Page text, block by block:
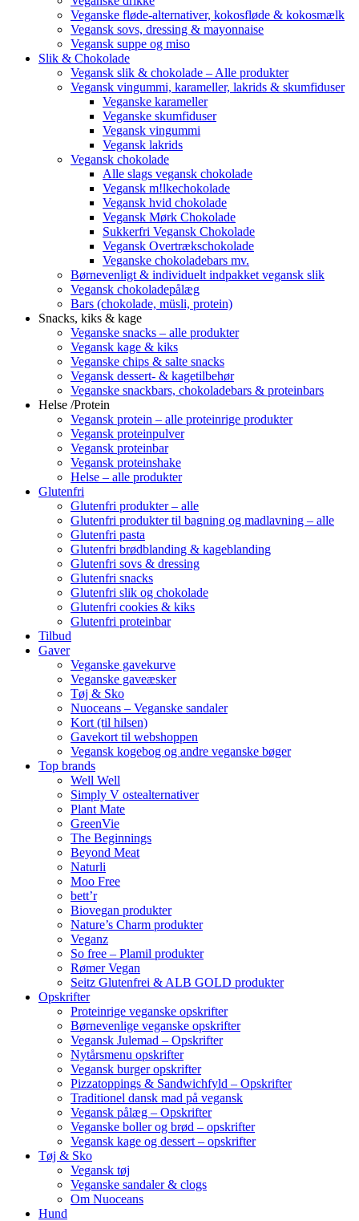
Veganske fløde-alternativer, kokosfløde & kokosmælk
Vegansk sovs, dressing & mayonnaise
Vegansk suppe og miso
Slik & Chokolade
Vegansk slik & chokolade – Alle produkter
Vegansk vingummi, karameller, lakrids & skumfiduser
Veganske karameller
Veganske skumfiduser
Vegansk vingummi
Vegansk lakrids
Vegansk chokolade
Alle slags vegansk chokolade
Vegansk m!lkechokolade
Vegansk hvid chokolade
Vegansk Mørk Chokolade
Sukkerfri Vegansk Chokolade
Vegansk Overtrækschokolade
Veganske chokoladebars mv.
Børnevenligt & individuelt indpakket vegansk slik
Vegansk chokoladepålæg
Bars (chokolade, müsli, protein)
Snacks, kiks & kage
Veganske snacks – alle produkter
Vegansk kage & kiks
Veganske chips & salte snacks
Vegansk dessert- & kagetilbehør
Veganske snackbars, chokoladebars & proteinbars
Helse /Protein
Vegansk protein – alle proteinrige produkter
Vegansk proteinpulver
Vegansk proteinbar
Vegansk proteinshake
Helse – alle produkter
Glutenfri
Glutenfri produkter – alle
Glutenfri produkter til bagning og madlavning – alle
Glutenfri pasta
Glutenfri brødblanding & kageblanding
Glutenfri sovs & dressing
Glutenfri snacks
Glutenfri slik og chokolade
Glutenfri cookies & kiks
Glutenfri proteinbar
Tilbud
Gaver
Veganske gavekurve
Veganske gaveæsker
Tøj & Sko
Nuoceans – Veganske sandaler
Kort (til hilsen)
Gavekort til webshoppen
Vegansk kogebog og andre veganske bøger
Top brands
Well Well
Simply V ostealternativer
Plant Mate
GreenVie
The Beginnings
Beyond Meat
Naturli
Moo Free
bett’r
Biovegan produkter
Nature’s Charm produkter
Veganz
So free – Plamil produkter
Rømer Vegan
Seitz Glutenfrei & ALB GOLD produkter
Opskrifter
Proteinrige veganske opskrifter
Børnevenlige veganske opskrifter
Vegansk Julemad – Opskrifter
Nytårsmenu opskrifter
Vegansk burger opskrifter
Pizzatoppings & Sandwichfyld – Opskrifter
Traditionel dansk mad på vegansk
Vegansk pålæg – Opskrifter
Veganske boller og brød – opskrifter
Vegansk kage og dessert – opskrifter
Tøj & Sko
Vegansk tøj
Veganske sandaler & clogs
Om Nuoceans
Hund